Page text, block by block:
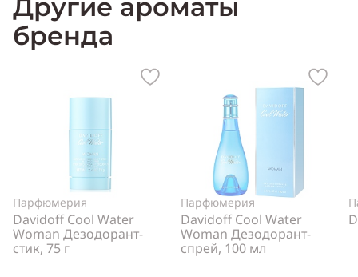
Другие ароматы
бренда
Парфюмерия
Davidoff Cool Water
Woman Дезодорант-
стик, 75 г
Парфюмерия
Davidoff Cool Water
Woman Дезодорант-
спрей, 100 мл